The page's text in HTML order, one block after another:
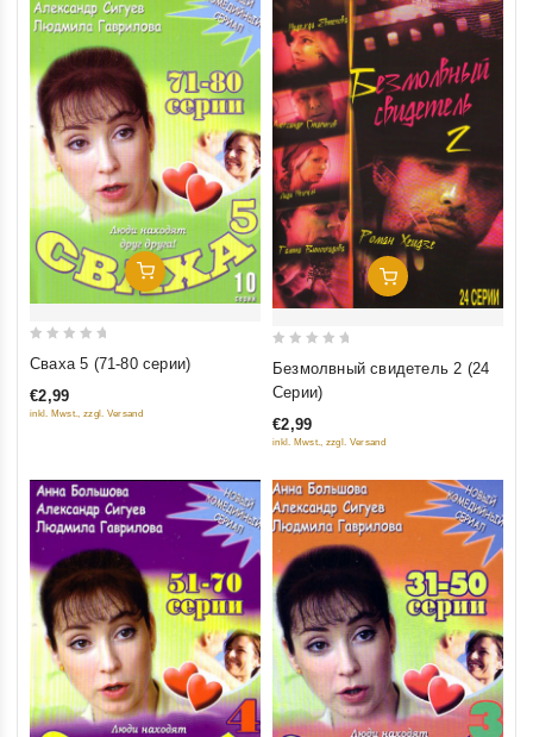
Добавить В Корзину
of
Сваха 5 (71-80 серии)
€2,99
inkl. Mwst., zzgl. Versand
Добавить В Корзину
5
Безмолвный свидетель 2 (24
Серии)
€2,99
inkl. Mwst., zzgl. Versand